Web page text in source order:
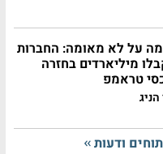
על לא מאומה: החברות
מיליארדים בחזרה
טראמפ
ודעות